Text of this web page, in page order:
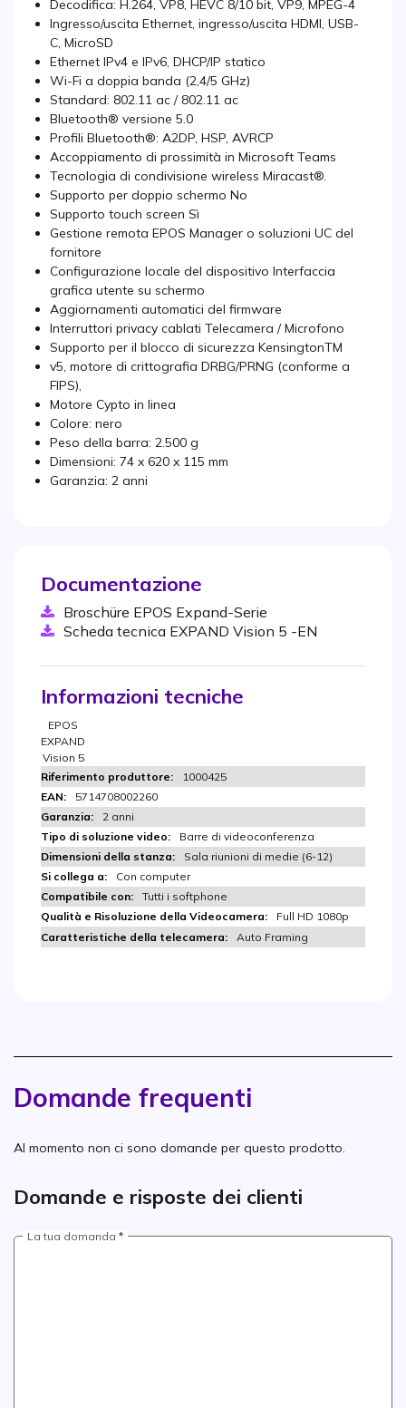
Decodifica: H.264, VP8, HEVC 8/10 bit, VP9, MPEG-4
Ingresso/uscita Ethernet, ingresso/uscita HDMI, USB-
C, MicroSD
Ethernet IPv4 e IPv6, DHCP/IP statico
Wi-Fi a doppia banda (2,4/5 GHz)
Standard: 802.11 ac / 802.11 ac
Bluetooth® versione 5.0
Profili Bluetooth®: A2DP, HSP, AVRCP
Accoppiamento di prossimità in Microsoft Teams
Tecnologia di condivisione wireless Miracast®.
Supporto per doppio schermo No
Supporto touch screen Sì
Gestione remota EPOS Manager o soluzioni UC del
fornitore
Configurazione locale del dispositivo Interfaccia
grafica utente su schermo
Aggiornamenti automatici del firmware
Interruttori privacy cablati Telecamera / Microfono
Supporto per il blocco di sicurezza KensingtonTM
v5, motore di crittografia DRBG/PRNG (conforme a
FIPS),
Motore Cypto in linea
Colore: nero
Peso della barra: 2.500 g
Dimensioni: 74 x 620 x 115 mm
Garanzia: 2 anni
Documentazione
Broschüre EPOS Expand-Serie
Scheda tecnica EXPAND Vision 5 -EN
Informazioni tecniche
EPOS
EXPAND
Vision 5
1000425
5714708002260
2 anni
Barre di videoconferenza
Sala riunioni di medie (6-12)
Con computer
Tutti i softphone
Full HD 1080p
Auto Framing
Domande frequenti
Al momento non ci sono domande per questo prodotto.
Domande e risposte dei clienti
La tua domanda